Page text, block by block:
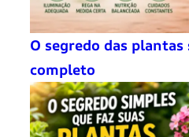
O segredo das
completo